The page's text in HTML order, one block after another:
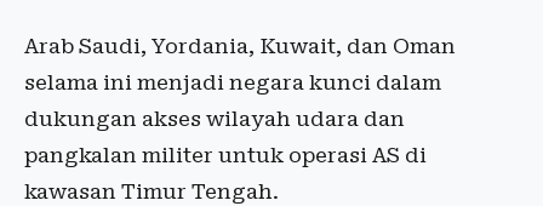
Arab Saudi, Yordania, Kuwait, dan Oman
selama ini menjadi negara kunci dalam
dukungan akses wilayah udara dan
pangkalan militer untuk operasi AS di
kawasan Timur Tengah.